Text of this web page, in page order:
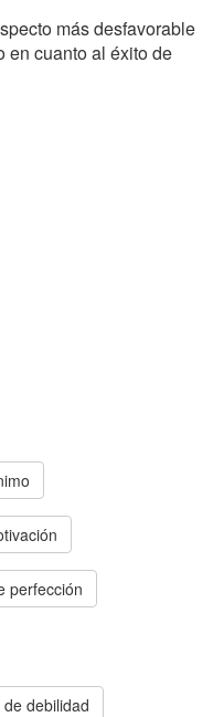
más desfavorable
en cuanto al éxito de
perfección
debilidad